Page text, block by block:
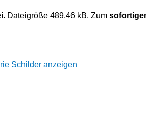
. Dateigröße 489,46 kB. Zum
Schilderanzeigen